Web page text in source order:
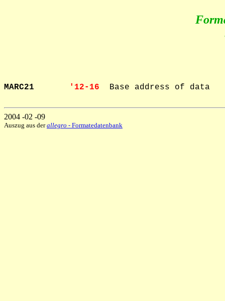
MARC21 '12-16 Base address of data
2004 -02 -09
Auszug aus derallegro - Formatedatenbank